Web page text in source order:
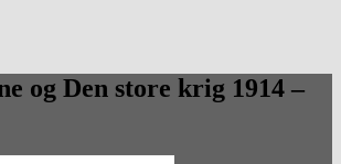
og Den store krig 1914 –